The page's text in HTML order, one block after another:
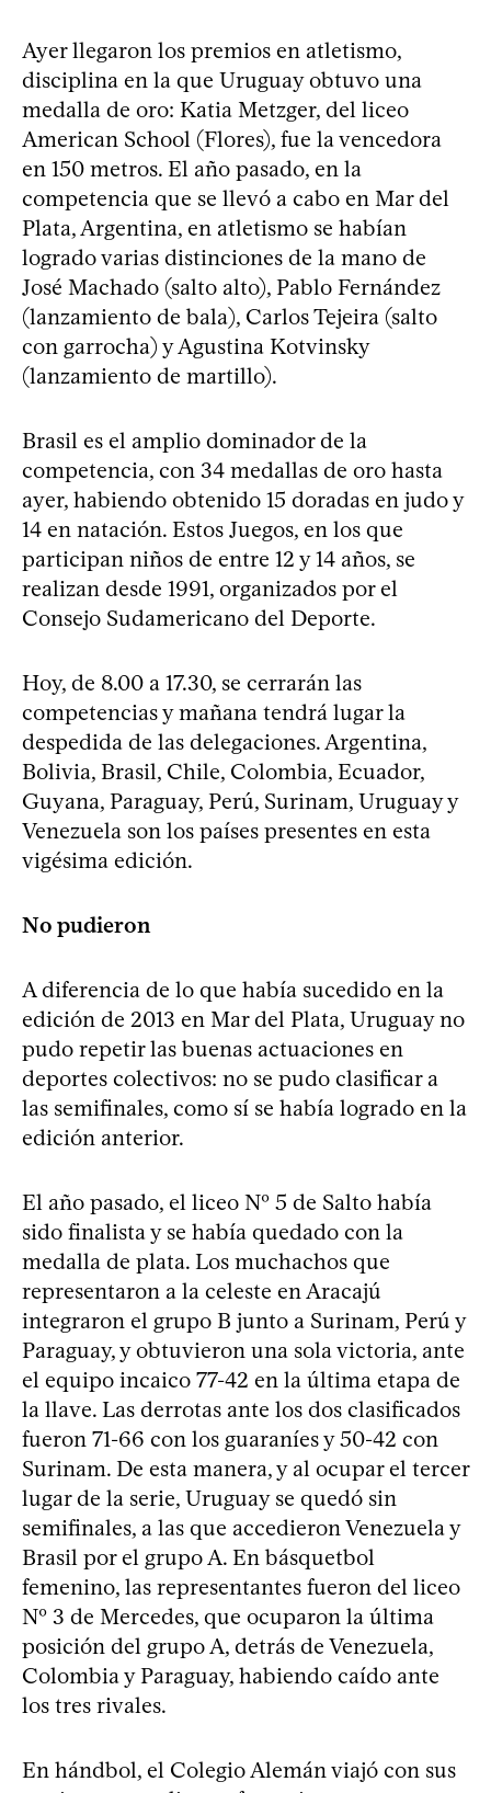
Ayer llegaron los premios en atletismo,
disciplina en la que Uruguay obtuvo una
medalla de oro: Katia Metzger, del liceo
American School (Flores), fue la vencedora
en 150 metros. El año pasado, en la
competencia que se llevó a cabo en Mar del
Plata, Argentina, en atletismo se habían
logrado varias distinciones de la mano de
José Machado (salto alto), Pablo Fernández
(lanzamiento de bala), Carlos Tejeira (salto
con garrocha) y Agustina Kotvinsky
(lanzamiento de martillo).
Brasil es el amplio dominador de la
competencia, con 34 medallas de oro hasta
ayer, habiendo obtenido 15 doradas en judo y
14 en natación. Estos Juegos, en los que
participan niños de entre 12 y 14 años, se
realizan desde 1991, organizados por el
Consejo Sudamericano del Deporte.
Hoy, de 8.00 a 17.30, se cerrarán las
competencias y mañana tendrá lugar la
despedida de las delegaciones. Argentina,
Bolivia, Brasil, Chile, Colombia, Ecuador,
Guyana, Paraguay, Perú, Surinam, Uruguay y
Venezuela son los países presentes en esta
vigésima edición.
No pudieron
A diferencia de lo que había sucedido en la
edición de 2013 en Mar del Plata, Uruguay no
pudo repetir las buenas actuaciones en
deportes colectivos: no se pudo clasificar a
las semifinales, como sí se había logrado en la
edición anterior.
El año pasado, el liceo Nº 5 de Salto había
sido finalista y se había quedado con la
medalla de plata. Los muchachos que
representaron a la celeste en Aracajú
integraron el grupo B junto a Surinam, Perú y
Paraguay, y obtuvieron una sola victoria, ante
el equipo incaico 77-42 en la última etapa de
la llave. Las derrotas ante los dos clasificados
fueron 71-66 con los guaraníes y 50-42 con
Surinam. De esta manera, y al ocupar el tercer
lugar de la serie, Uruguay se quedó sin
semifinales, a las que accedieron Venezuela y
Brasil por el grupo A. En básquetbol
femenino, las representantes fueron del liceo
Nº 3 de Mercedes, que ocuparon la última
posición del grupo A, detrás de Venezuela,
Colombia y Paraguay, habiendo caído ante
los tres rivales.
En hándbol, el Colegio Alemán viajó con sus